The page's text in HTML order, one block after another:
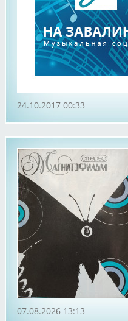
24.10.2017 00:33
07.08.2026 13:13